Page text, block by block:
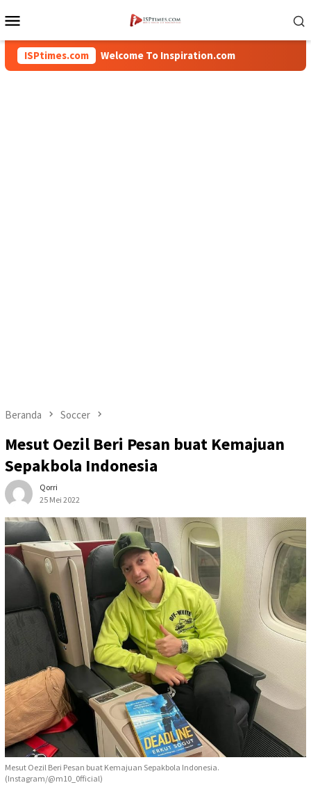
ke
Mobile
ISPtimes.comWelcome To Inspiration.com
Beranda Soccer
Mesut Oezil Beri Pesan buat Kemajuan
Sepakbola Indonesia
Qorri
25 Mei 2022
Mesut Oezil Beri Pesan buat Kemajuan Sepakbola Indonesia.
(Instagram/@m10_0fficial)